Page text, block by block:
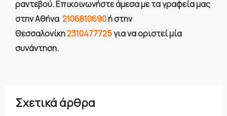
ραντεβού. Επικοινωνήστε άμεσα με τα γραφεία μας
στην Αθήνα 2106810690ή στην
Θεσσαλονίκη2310477725για να οριστεί μία
συνάντηση.
Σχετικά άρθρα